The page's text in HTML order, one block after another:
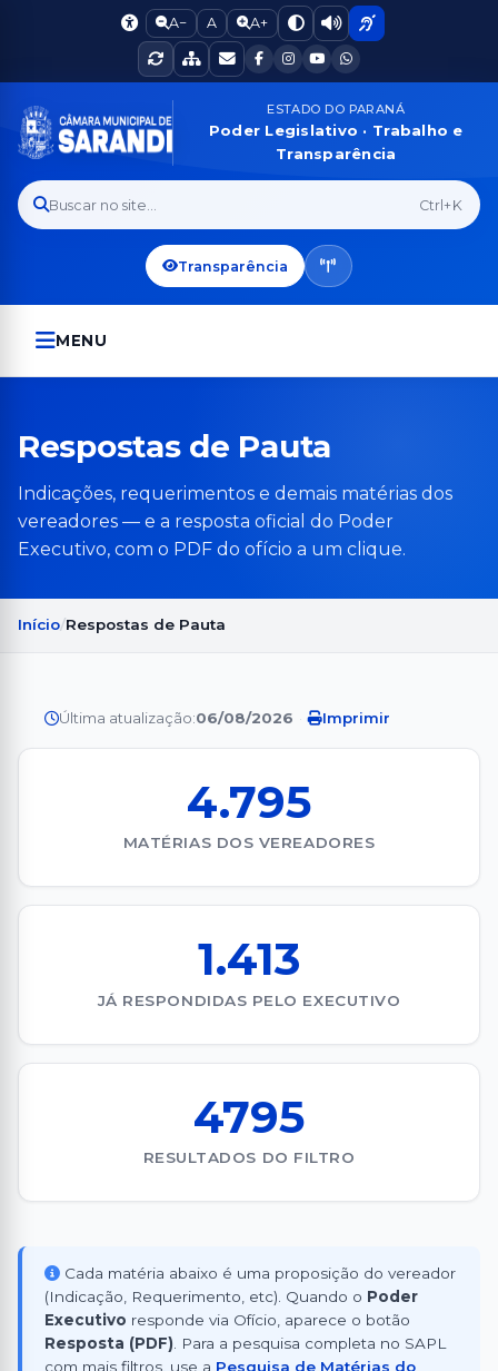
A− A A+
ESTADO DO PARANÁ
Poder Legislativo · Trabalho e
Transparência
Buscar no site... Ctrl+K
Transparência
MENU
Respostas de Pauta
Indicações, requerimentos e demais matérias dos
vereadores — e a resposta oficial do Poder
Executivo, com o PDF do ofício a um clique.
Início Respostas de Pauta
Última atualização:06/08/2026 · Imprimir
4.795
MATÉRIAS DOS VEREADORES
1.413
JÁ RESPONDIDAS PELO EXECUTIVO
4795
RESULTADOS DO FILTRO
Cada matéria abaixo é uma proposição do vereador
(Indicação, Requerimento, etc). Quando o Poder
Executivo responde via Ofício, aparece o botão
Resposta (PDF) . Para a pesquisa completa no SAPL
com mais filtros, use a Pesquisa de Matérias do